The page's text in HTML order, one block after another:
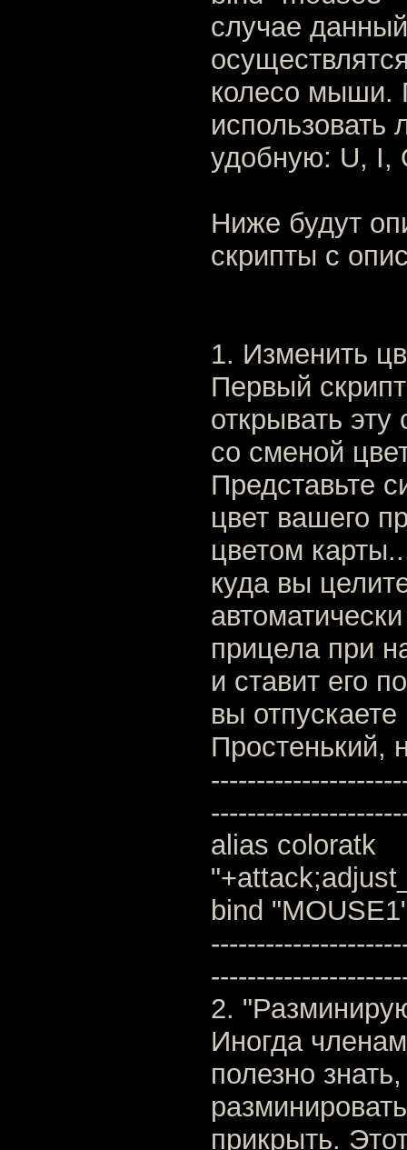
случае
колесо мыши.
удобную: U, I,
Ниже будут
скрипты с
1. Изменить
Первый
открывать эту
со сменой
Представьте
цвет вашего
цветом
куда вы
прицела при
и ставит его
вы
Простенький,
alias coloratk
bind
2.
Иногда
полезно
прикрыть.